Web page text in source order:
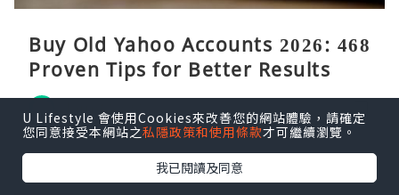
Buy Old Yahoo Accounts 2026: 468
Proven Tips for Better Results
lajip65734 2小時前
U Lifestyle 會使用Cookies來改善您的網站體驗，請確定
您同意接受本網站之私隱政策和使用條款才可繼續瀏覽。
我已閱讀及同意